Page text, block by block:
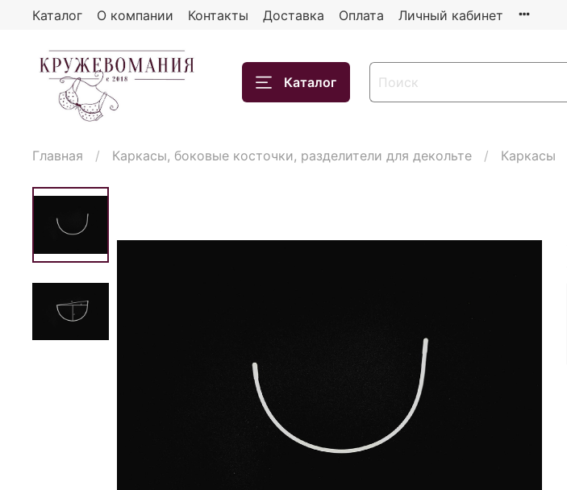
Каталог О компании Контакты Доставка Оплата Личный кабинет
Каталог
Главная Каркасы, боковые косточки, разделители для декольте Каркасы